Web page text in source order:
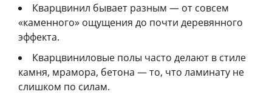
Кварцвинил бывает разным — от совсем
«каменного» ощущения до почти деревянного
эффекта.
Кварцвиниловые полы часто делают в стиле
камня, мрамора, бетона — то, что ламинату не
слишком по силам.